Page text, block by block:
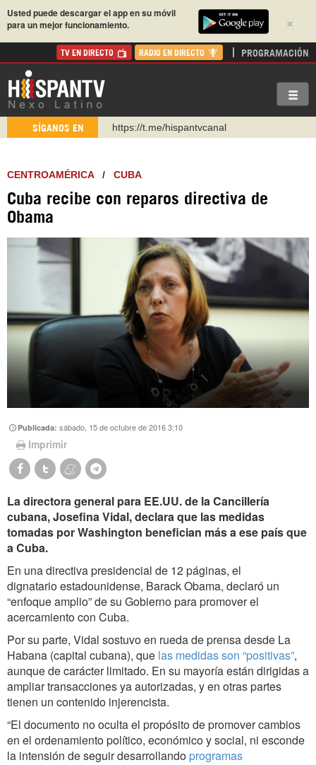
×
Usted puede descargar el app en su móvil
para un mejor funcionamiento.
TV EN DIRECTO RADIO EN DIRECTO PROGRAMACIÓN
SÍGANOS EN
https://t.me/hispantvcanal
WhatsApp y Viber: +98 921 79 29 404
Instagram como: hispan_tv
http://twitter.com/nexo_latino
CENTROAMÉRICA/ CUBA
Cuba recibe con reparos directiva de
Obama
Publicada:sábado, 15 de octubre de 2016 3:10
Imprimir
La directora general para EE.UU. de la Cancillería
cubana, Josefina Vidal, declara que las medidas
tomadas por Washington benefician más a ese país que
a Cuba.
En una directiva presidencial de 12 páginas, el
dignatario estadounidense, Barack Obama, declaró un
“enfoque amplio” de su Gobierno para promover el
acercamiento con Cuba.
Por su parte, Vidal sostuvo en rueda de prensa desde La
Habana (capital cubana), que las medidas son “positivas”,
aunque de carácter limitado. En su mayoría están dirigidas a
ampliar transacciones ya autorizadas, y en otras partes
tienen un contenido injerencista.
“El documento no oculta el propósito de promover cambios
en el ordenamiento político, económico y social, ni esconde
la intensión de seguir desarrollando programas